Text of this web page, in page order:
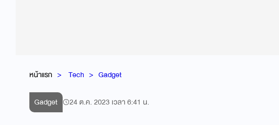
หน้าแรก Tech Gadget
Gadget 24 ต.ค. 2023 เวลา 6:41 น.